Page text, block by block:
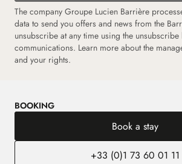
The company Groupe Lucien Barrière
data to send you offers and news from the
unsubscribe at any time using the
communications. Learn more about the
and your rights.
BOOKING
Book a stay
+33 (0)1 73 60 01 11